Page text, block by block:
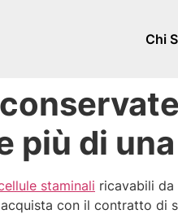
Chi
più di
staminali ricavabili
con il contratto